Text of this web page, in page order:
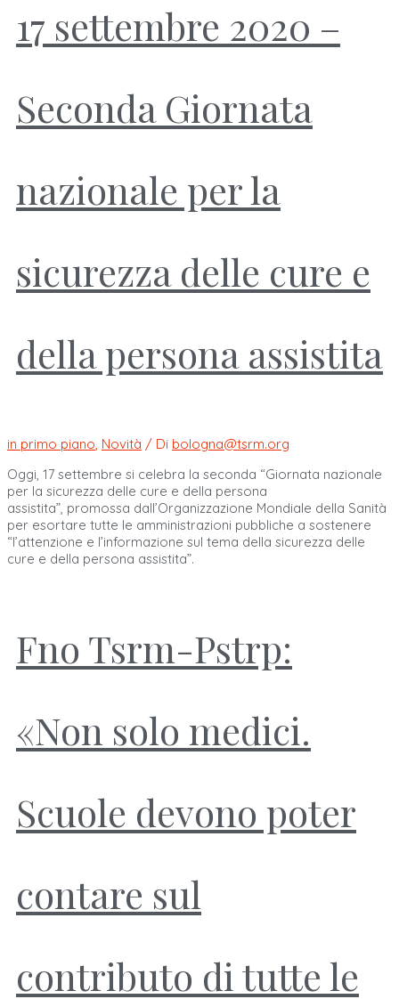
17 settembre 2020 –
Seconda Giornata
nazionale per la
sicurezza delle cure e
della persona assistita
in primo piano, Novità / Di bologna@tsrm.org
Oggi, 17 settembre si celebra la seconda “Giornata nazionale
per la sicurezza delle cure e della persona
assistita”, promossa dall’Organizzazione Mondiale della Sanità
per esortare tutte le amministrazioni pubbliche a sostenere
“l’attenzione e l’informazione sul tema della sicurezza delle
cure e della persona assistita”.
Fno Tsrm-Pstrp:
«Non solo medici.
Scuole devono poter
contare sul
contributo di tutte le